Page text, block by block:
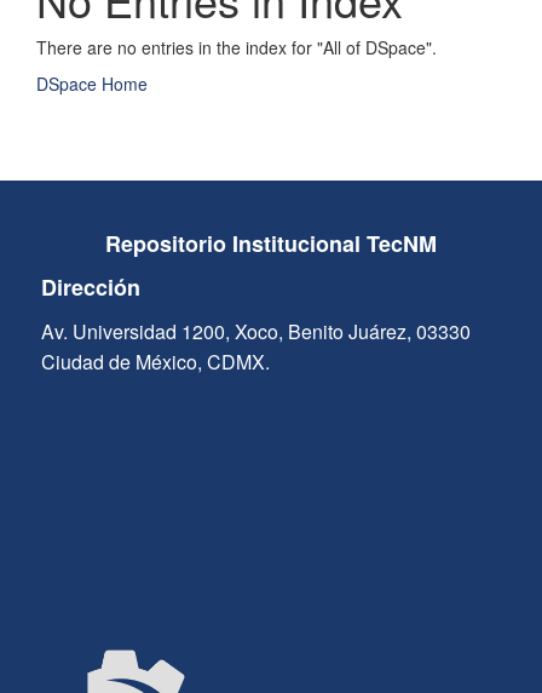
There are no entries in the index for "All of DSpace".
DSpace Home
Repositorio Institucional TecNM
Dirección
Av. Universidad 1200, Xoco, Benito Juárez, 03330
Ciudad de México, CDMX.